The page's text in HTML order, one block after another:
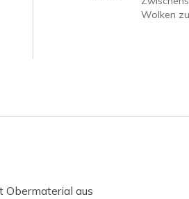
Wolken
Obermaterial aus